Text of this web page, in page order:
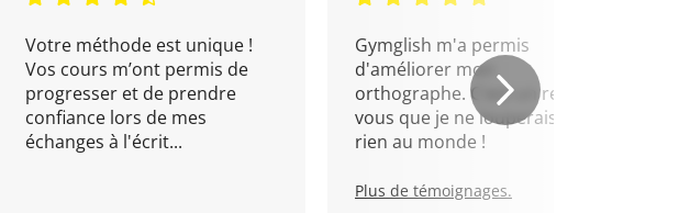
Votre méthode est unique !
Vos cours m’ont permis de
progresser et de prendre
confiance lors de mes
échanges à l'écrit...
Gymglish m'a permis
d'améliorer mon
orthographe. C'est un rendez-
vous que je ne louperais pour
rien au monde !
Plus de témoignages.